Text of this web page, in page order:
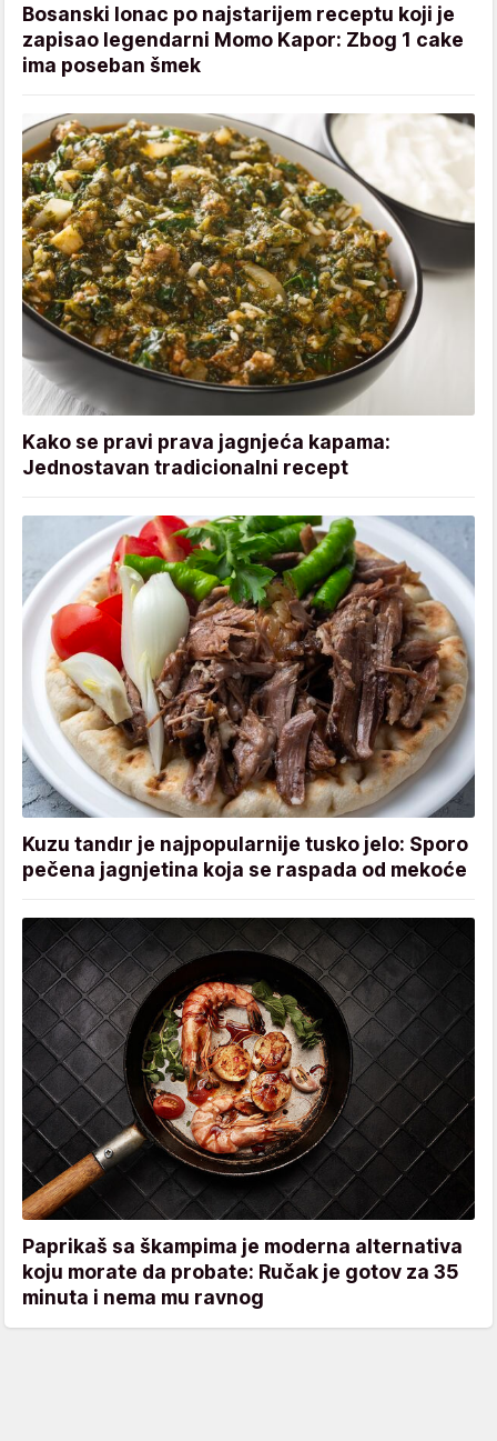
Bosanski lonac po najstarijem receptu koji je
zapisao legendarni Momo Kapor: Zbog 1 cake
ima poseban šmek
Kako se pravi prava jagnjeća kapama:
Jednostavan tradicionalni recept
Kuzu tandır je najpopularnije tusko jelo: Sporo
pečena jagnjetina koja se raspada od mekoće
Paprikaš sa škampima je moderna alternativa
koju morate da probate: Ručak je gotov za 35
minuta i nema mu ravnog